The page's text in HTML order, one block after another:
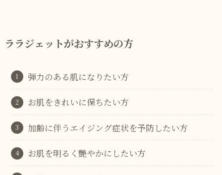
ララジェットがおすすめの方
弾力のある肌になりたい方
お肌をきれいに保ちたい方
加齢に伴うエイジング症状を予防したい方
お肌を明るく艷やかにしたい方